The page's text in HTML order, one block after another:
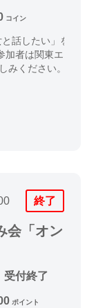
コイン
話したい」を 実
加者は関東エリア限
みください。
終了
会「オン
受付終了
ポイント